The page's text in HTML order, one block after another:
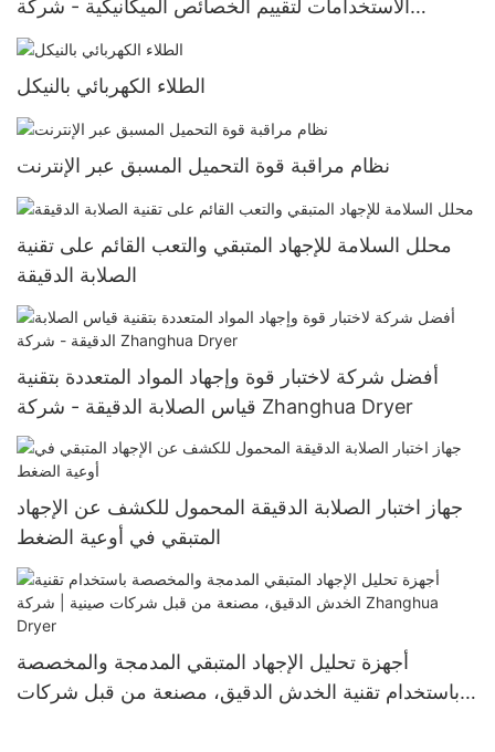
الاستخدامات لتقييم الخصائص الميكانيكية - شركة
Zhanghua Dryer
الطلاء الكهربائي بالنيكل
نظام مراقبة قوة التحميل المسبق عبر الإنترنت
محلل السلامة للإجهاد المتبقي والتعب القائم على تقنية
الصلابة الدقيقة
أفضل شركة لاختبار قوة وإجهاد المواد المتعددة بتقنية
قياس الصلابة الدقيقة - شركة Zhanghua Dryer
جهاز اختبار الصلابة الدقيقة المحمول للكشف عن الإجهاد
المتبقي في أوعية الضغط
أجهزة تحليل الإجهاد المتبقي المدمجة والمخصصة
باستخدام تقنية الخدش الدقيق، مصنعة من قبل شركات